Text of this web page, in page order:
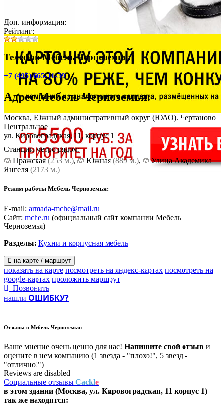
Доп. информация:
Рейтинг:
Телефон Мебель Черноземья:
+7 (495) 665-11-59
АдресМебель Черноземья:
Москва, Южный административный округ (ЮАО). Чертаново
Центральное
ул. Кировоградская, 11, корпус 1
Станции метро рядом:
Пражская(253 м.), Южная(889 м.),
Улица Академика
Янгеля (2173 м.)
Режим работы Мебель Черноземья:
E-mail: armada-mche@mail.ru
Сайт: mche.ru (официальный сайт компании Мебель
Черноземья)
Разделы: Кухни и корпусная мебель
на карте / маршрут
показать на карте посмотреть на яндекс-картах посмотреть на
google-картах проложить маршрут
Позвонить
нашли ОШИБКУ?
Отзывы о Мебель Черноземья:
Ваше мнение очень ценно для нас! Напишите свой отзыв и
оцените в нем компанию (1 звезда - "плохо!", 5 звезд -
"отлично!")
Reviews are disabled
Социальные отзывы Cackle
в этом здании (Москва, ул. Кировоградская, 11 корпус 1)
так же находятся: